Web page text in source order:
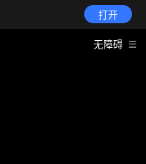
打开
无障碍